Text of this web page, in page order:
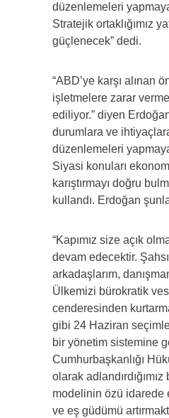
düzenlemeleri
Stratejik ortaklığımız
güçlenecek” dedi.
“ABD’ye karşı alınan
işletmelere zarar
ediliyor.” diyen
durumlara ve
düzenlemeleri
Siyasi konuları
karıştırmayı doğru
kullandı. Erdoğan
“Kapımız size açık
devam edecektir.
arkadaşlarım,
Ülkemizi bürokratik
cenderesinden
gibi 24 Haziran
bir yönetim sistemine
Cumhurbaşkanlığı
olarak
modelinin özü idarede
ve eş güdümü